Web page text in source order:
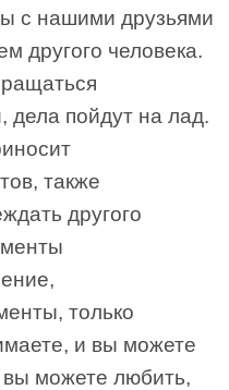
с нашими друзьями
другого человека.
дела пойдут на лад.
также
другого
только
и вы можете
вы можете любить,